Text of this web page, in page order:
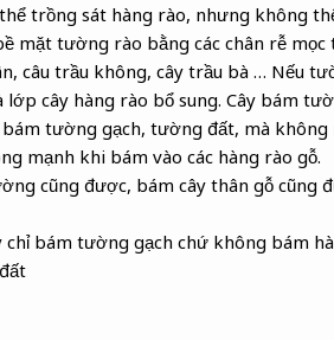
trồng sát hàng rào, nhưng không
mặt tường rào bằng các chân rễ mọc
câu trầu không, cây trầu bà … Nếu
lớp cây hàng rào bổ sung. Cây bám
tường gạch, tường đất, mà không
mạnh khi bám vào các hàng rào gỗ.
cũng được, bám cây thân gỗ cũng
chỉ bám tường gạch chứ không bám